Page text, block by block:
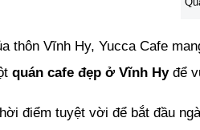
thôn Vĩnh Hy, Yucca Cafe
quán cafe đẹp ở Vĩnh Hyđể
điểm tuyệt vời để bắt đầu